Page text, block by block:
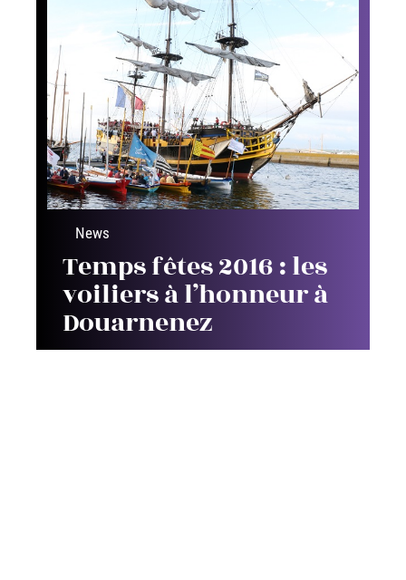
News
Temps fêtes 2016 : les
voiliers à l’honneur à
Douarnenez